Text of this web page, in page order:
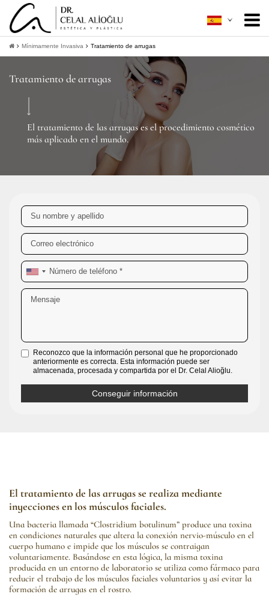
Acerca de mí
Cirugía Estética
Mínimamente Invasiva
Guía Del Paciente
Contacto
Mínimamente Invasiva Tratamiento de arrugas
Tratamiento de arrugas
El tratamiento de las arrugas es el procedimiento cosmético
más aplicado en el mundo.
Reconozco que la información personal que he proporcionado
anteriormente es correcta. Esta información puede ser
almacenada, procesada y compartida por el Dr. Celal Alioğlu.
El tratamiento de las arrugas se realiza mediante
inyecciones en los músculos faciales.
Una bacteria llamada “Clostridium botulinum” produce una toxina
en condiciones naturales que altera la conexión nervio-músculo en el
cuerpo humano e impide que los músculos se contraigan
voluntariamente. Basándose en esta lógica, la misma toxina
producida en un entorno de laboratorio se utiliza como fármaco para
reducir el trabajo de los músculos faciales voluntarios y así evitar la
formación de arrugas en el rostro.